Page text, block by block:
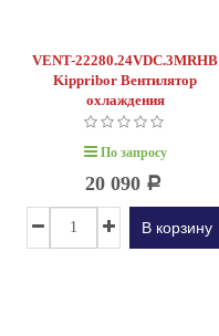
VENT-22280.24VDC.3MRHB
Kippribor Вентилятор
охлаждения
По запросу
20 090 Р
В корзину